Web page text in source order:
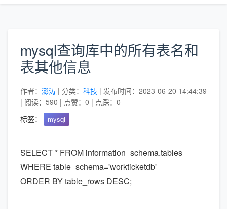
mysql查询库中的所有表名和
表其他信息
作者： 澎涛 | 分类： 科技 | 发布时间：2023-06-20 14:44:39
| 阅读：590 | 点赞：0 | 点踩：0
标签：
mysql
SELECT * FROM information_schema.tables
WHERE table_schema='workticketdb'
ORDER BY table_rows DESC;